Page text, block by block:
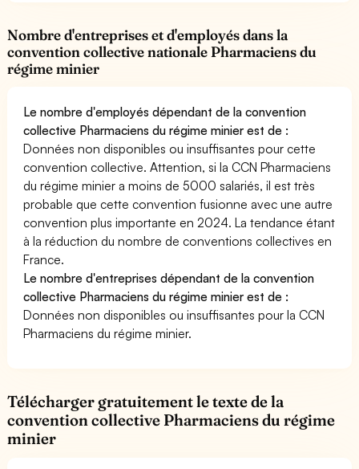
Nombre d'entreprises et d'employés dans la
convention collective nationale Pharmaciens du
régime minier
Le nombre d'employés dépendant de la convention
collective Pharmaciens du régime minier est de :
Données non disponibles ou insuffisantes pour cette
convention collective. Attention, si la CCN Pharmaciens
du régime minier a moins de 5000 salariés, il est très
probable que cette convention fusionne avec une autre
convention plus importante en 2024. La tendance étant
à la réduction du nombre de conventions collectives en
France.
Le nombre d'entreprises dépendant de la convention
collective Pharmaciens du régime minier est de :
Données non disponibles ou insuffisantes pour la CCN
Pharmaciens du régime minier.
Télécharger gratuitement le texte de la
convention collective Pharmaciens du régime
minier